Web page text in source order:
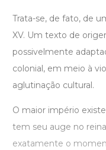
Trata-se, de fato, de
XV. Um texto de
possivelmente
colonial, em meio à
aglutinação cultural.
O maior império
tem seu auge no
exatamente o